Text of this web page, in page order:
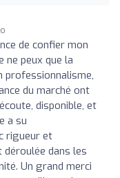
de confier mon
ne peux que la
professionnalisme,
du marché ont
disponible, et
a su
rigueur et
déroulée dans les
Un grand merci